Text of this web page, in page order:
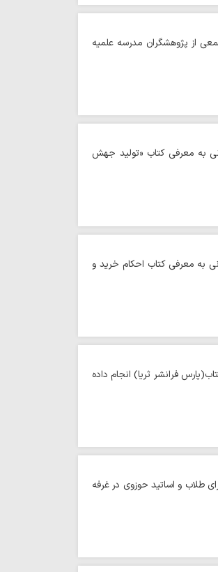
از پژوهشگران مدرسه علمیه
به معرفی کتاب «تولید جهش
به معرفی کتاب احکام خرید و
فرانشر ثریا) انجام داده
های پژوهشی حوزه علمیه خراسان خبر داد: تخفیف ویژه ۳۰ درصد آثار برای طلاب و اساتید حوزوی در غرفه